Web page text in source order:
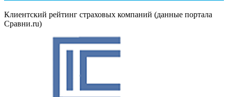
Клиентский рейтинг страховых компаний (данные портала
Сравни.ru)